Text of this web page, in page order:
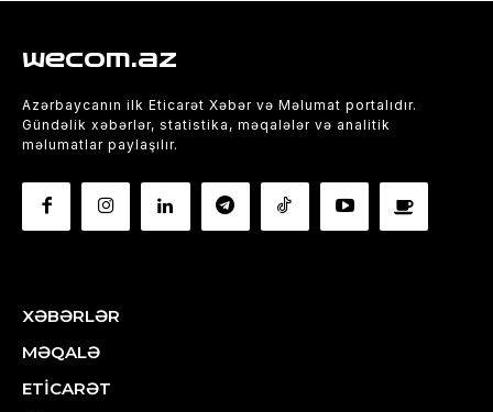
wecom.az
Azərbaycanın ilk Eticarət Xəbər və Məlumat portalıdır.
Gündəlik xəbərlər, statistika, məqalələr və analitik
məlumatlar paylaşılır.
XƏBƏRLƏR
MƏQALƏ
ETİCARƏT